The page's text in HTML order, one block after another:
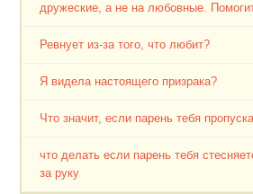
дружеские, а не на любовные.
Ревнует из-за того, что любит?
Я видела настоящего призрака?
Что значит, если парень тебя
что делать если парень тебя
за руку